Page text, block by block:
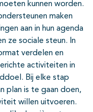
kunnen worden.
maken
aan in hun agenda
ze sociale steun. In
verdelen en
activiteiten in
Bij elke stap
plan is te gaan doen,
willen uitvoeren.